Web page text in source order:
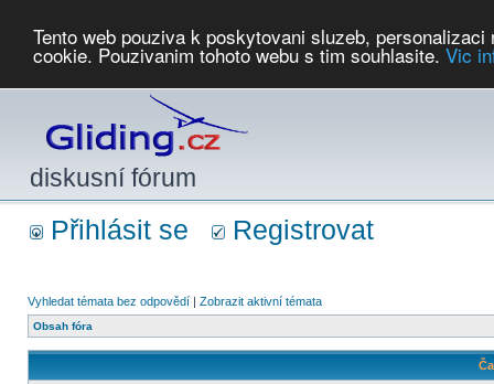
Tento web pouziva k poskytovani sluzeb,
cookie. Pouzivanim tohoto webu s tim souhlasite. Vic
diskusní fórum
Přihlásit se Registrovat
Vyhledat témata bez odpovědí | Zobrazit aktivní témata
Obsah fóra